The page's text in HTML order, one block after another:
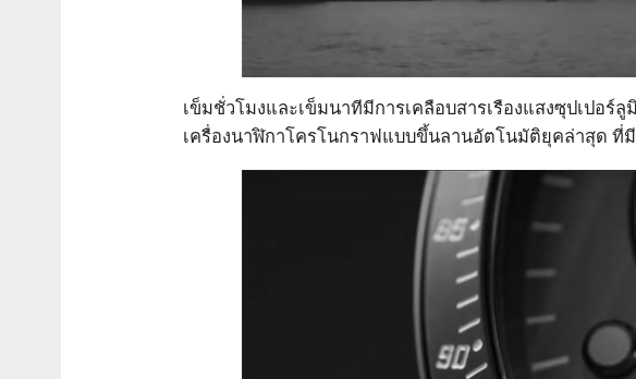
เข็มชั่วโมงและเข็มนาทีมีการเคลือบสารเรืองแสงซุปเปอร์
เครื่องนาฬิกาโครโนกราฟแบบขึ้นลานอัตโนมัติยุคล่าสุด ที่มี